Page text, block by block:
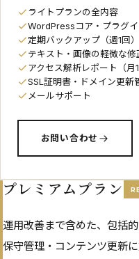
ライトプランの全内容
WordPressコア・プラグイ
定期バックアップ（週1回）
テキスト・画像の軽微な修
アクセス解析レポート（月1
SSL証明書・ドメイン更新
メールサポート
お問い合わせ
プレミアムプラン
運用改善まで含めた、包括
保守管理・コンテンツ更新